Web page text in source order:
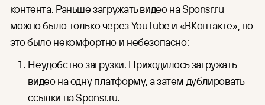
контента. Раньше загружать видео на Sponsr.ru
можно было только через YouTube и «ВКонтакте», но
это было некомфортно и небезопасно:
Неудобство загрузки. Приходилось загружать
видео на одну платформу, а затем дублировать
ссылки на Sponsr.ru.